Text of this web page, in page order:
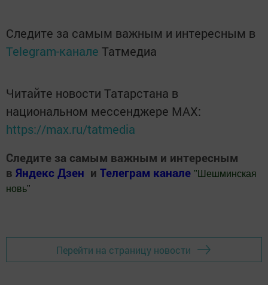
Следите за самым важным и интересным в
Telegram-канале Татмедиа
Читайте новости Татарстана в
национальном мессенджере MАХ:
https://max.ru/tatmedia
Следите за самым важным и интересным
в Яндекс Дзен и Телеграм канале " Шешминская
новь"
Перейти на страницу новости